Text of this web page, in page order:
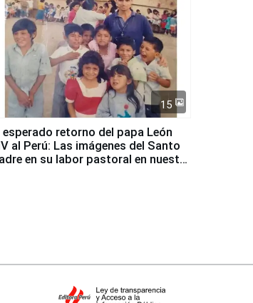
15
esperado retorno del papa León
al Perú: Las imágenes del Santo
en su labor pastoral en nuestro